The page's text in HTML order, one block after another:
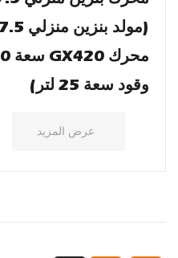
وقود سعة 25 لتر)
عرض المزيد